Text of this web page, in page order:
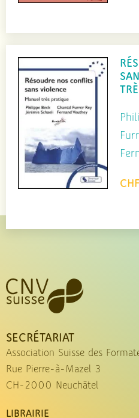
SECRÉTARIAT
Association Suisse des
Rue Pierre-à-Mazel 3
CH-2000 Neuchâtel
LIBRAIRIE